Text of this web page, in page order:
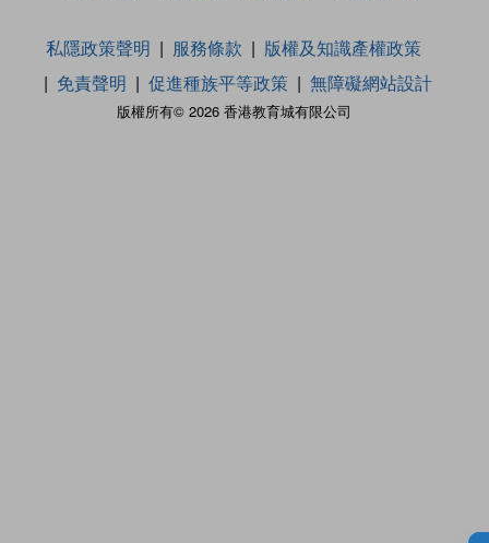
版權所有© 2026 香港教育城有限公司
私隱政策聲明 服務條款
版權及知識產權政策
免責聲明
促進種族平等政策 無障礙網站設計